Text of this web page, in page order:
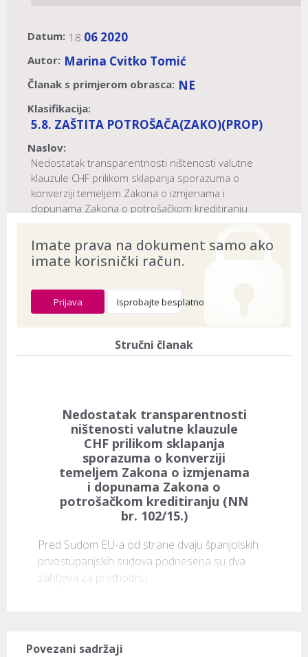
Datum: 18.06.2020
Autor: Marina Cvitko Tomić
Članak s primjerom obrasca: NE
Klasifikacija:
5.8. ZAŠTITA POTROŠAČA(ZAKO)(PROP)
Naslov:
Nedostatak transparentnosti ništenosti valutne
klauzule CHF prilikom sklapanja sporazuma o
konverziji temeljem Zakona o izmjenama i
dopunama Zakona o potrošačkom kreditiranju
Dokument provjeren na datum: 03.08.2026
Imate prava na dokument samo ako
imate korisnički račun.
Prijava Isprobajte besplatno
Stručni članak
Nedostatak transparentnosti
ništenosti valutne klauzule
CHF prilikom sklapanja
sporazuma o konverziji
temeljem Zakona o izmjenama
i dopunama Zakona o
potrošačkom kreditiranju (NN
br. 102/15.)
Pred Sudom EU-a od strane dvaju španjolskih
prvostupanjskih sudova podnesena su dva
zahtjeva za prethodnu
Povezani sadržaji